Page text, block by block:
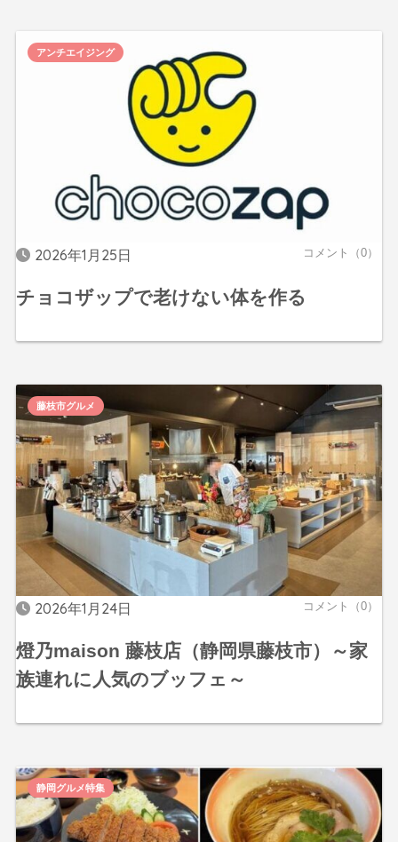
2026年1月25日 コメント（0）
チョコザップで老けない体を作る
アンチエイジング
2026年1月24日 コメント（0）
燈乃maison 藤枝店（静岡県藤枝市）～家
族連れに人気のブッフェ～
藤枝市グルメ
静岡グルメ特集